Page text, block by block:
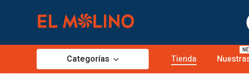
Categorías Tienda